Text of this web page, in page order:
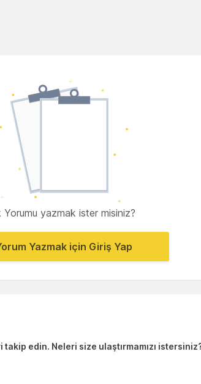
Yorumu yazmak ister misiniz?
Yazmak için Giriş Yap
edin. Neleri size ulaştırmamızı